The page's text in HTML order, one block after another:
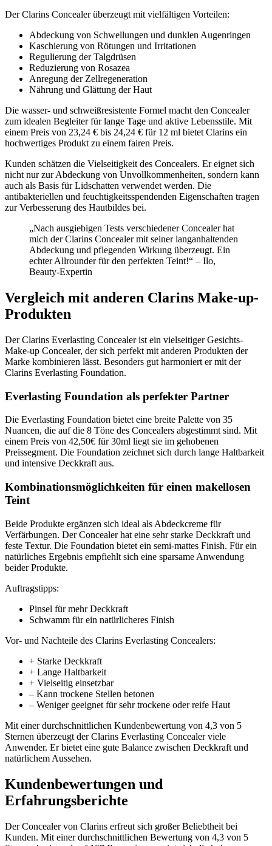
Der Clarins Concealer überzeugt mit vielfältigen Vorteilen:
Abdeckung von Schwellungen und dunklen Augenringen
Kaschierung von Rötungen und Irritationen
Regulierung der Talgdrüsen
Reduzierung von Rosazea
Anregung der Zellregeneration
Nährung und Glättung der Haut
Die wasser- und schweißresistente Formel macht den Concealer
zum idealen Begleiter für lange Tage und aktive Lebensstile. Mit
einem Preis von 23,24 € bis 24,24 € für 12 ml bietet Clarins ein
hochwertiges Produkt zu einem fairen Preis.
Kunden schätzen die Vielseitigkeit des Concealers. Er eignet sich
nicht nur zur Abdeckung von Unvollkommenheiten, sondern kann
auch als Basis für Lidschatten verwendet werden. Die
antibakteriellen und feuchtigkeitsspendenden Eigenschaften tragen
zur Verbesserung des Hautbildes bei.
„Nach ausgiebigen Tests verschiedener Concealer hat
mich der Clarins Concealer mit seiner langanhaltenden
Abdeckung und pflegenden Wirkung überzeugt. Ein
echter Allrounder für den perfekten Teint!“ – Ilo,
Beauty-Expertin
Vergleich mit anderen Clarins Make-up-
Produkten
Der Clarins Everlasting Concealer ist ein vielseitiger Gesichts-
Make-up Concealer, der sich perfekt mit anderen Produkten der
Marke kombinieren lässt. Besonders gut harmoniert er mit der
Clarins Everlasting Foundation.
Everlasting Foundation als perfekter Partner
Die Everlasting Foundation bietet eine breite Palette von 35
Nuancen, die auf die 8 Töne des Concealers abgestimmt sind. Mit
einem Preis von 42,50€ für 30ml liegt sie im gehobenen
Preissegment. Die Foundation zeichnet sich durch lange Haltbarkeit
und intensive Deckkraft aus.
Kombinationsmöglichkeiten für einen makellosen
Teint
Beide Produkte ergänzen sich ideal als Abdeckcreme für
Verfärbungen. Der Concealer hat eine sehr starke Deckkraft und
feste Textur. Die Foundation bietet ein semi-mattes Finish. Für ein
natürliches Ergebnis empfiehlt sich eine sparsame Anwendung
beider Produkte.
Auftragstipps:
Pinsel für mehr Deckkraft
Schwamm für ein natürlicheres Finish
Vor- und Nachteile des Clarins Everlasting Concealers:
+ Starke Deckkraft
+ Lange Haltbarkeit
+ Vielseitig einsetzbar
– Kann trockene Stellen betonen
– Weniger geeignet für sehr trockene oder reife Haut
Mit einer durchschnittlichen Kundenbewertung von 4,3 von 5
Sternen überzeugt der Clarins Everlasting Concealer viele
Anwender. Er bietet eine gute Balance zwischen Deckkraft und
natürlichem Aussehen.
Kundenbewertungen und
Erfahrungsberichte
Der Concealer von Clarins erfreut sich großer Beliebtheit bei
Kunden. Mit einer durchschnittlichen Bewertung von 4,3 von 5